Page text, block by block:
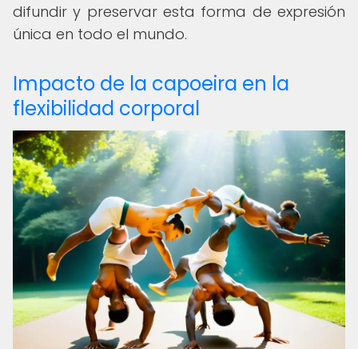
difundir y preservar esta forma de expresión
única en todo el mundo.
Impacto de la capoeira en la
flexibilidad corporal